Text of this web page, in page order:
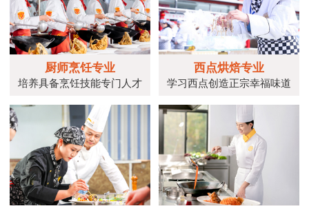
厨师烹饪专业
培养具备烹饪技能专门人才
西点烘焙专业
学习西点创造正宗幸福味道